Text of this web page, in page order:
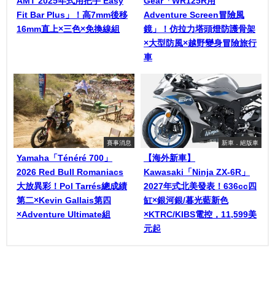
Fit Bar Plus」！高7mm後移
16mm直上×三色×免換線組
Adventure Screen冒險風
鏡」！仿拉力塔頭燈防護骨架
×大型防風×越野變身冒險旅行
車
賽事消息
Yamaha「Ténéré 700」
2026 Red Bull Romaniacs
大放異彩！Pol Tarrés總成績
第二×Kevin Gallais第四
×Adventure Ultimate組
新車．絕版車
【海外新車】
Kawasaki「Ninja ZX-6R」
2027年式北美發表！636cc四
缸×銀河銀/暮光藍新色
×KTRC/KIBS電控，11,599美
元起